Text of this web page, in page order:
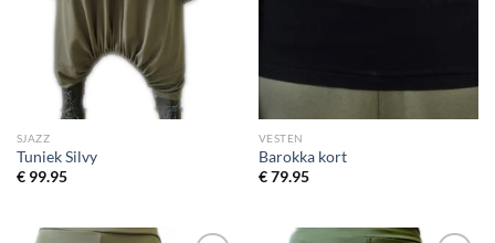
SJAZZ
Tuniek Silvy
€99.95
VESTEN
Barokka kort
€79.95